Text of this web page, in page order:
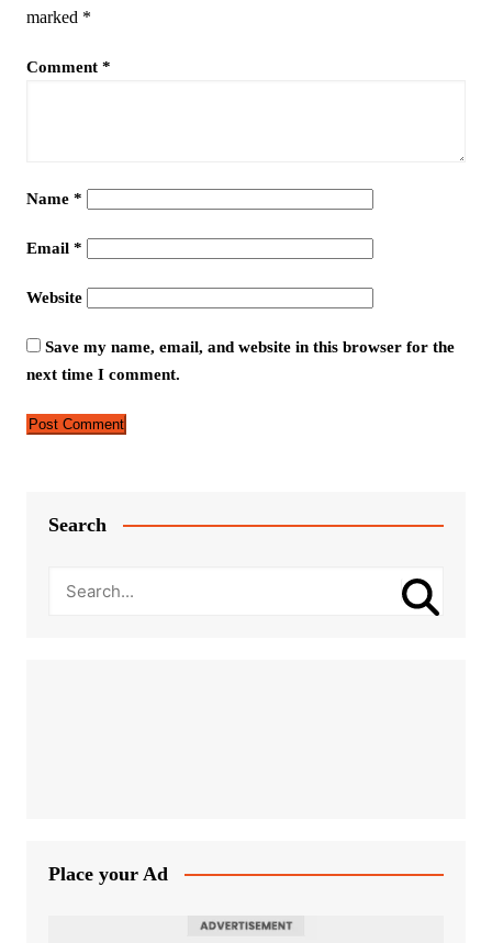
marked *
Comment *
Name *
Email *
Website
Save my name, email, and website in this browser for the
next time I comment.
Search
Place your Ad